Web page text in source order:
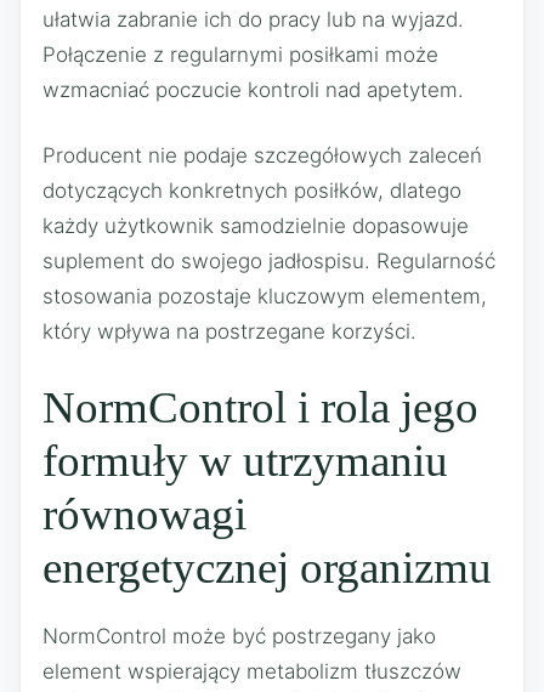
ułatwia zabranie ich do pracy lub na wyjazd.
Połączenie z regularnymi posiłkami może
wzmacniać poczucie kontroli nad apetytem.
Producent nie podaje szczegółowych zaleceń
dotyczących konkretnych posiłków, dlatego
każdy użytkownik samodzielnie dopasowuje
suplement do swojego jadłospisu. Regularność
stosowania pozostaje kluczowym elementem,
który wpływa na postrzegane korzyści.
NormControl i rola jego
formuły w utrzymaniu
równowagi
energetycznej organizmu
NormControl może być postrzegany jako
element wspierający metabolizm tłuszczów